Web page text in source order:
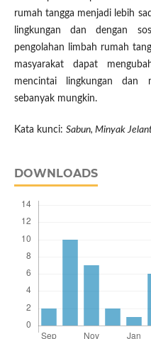
rumah tangga menjadi lebih
lingkungan dan dengan
pengolahan limbah rumah
masyarakat dapat
mencintai lingkungan dan
sebanyak mungkin.
Kata kunci: Sabun, Minyak
DOWNLOADS